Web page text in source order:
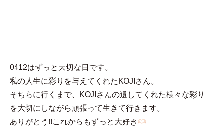
0412はずっと大切な日です。
私の人生に彩りを与えてくれたKOJIさん。
そちらに行くまで、KOJIさんの遺してくれた様々な彩り
を大切にしながら頑張って生きて行きます。
ありがとう!!これからもずっと大好き‪‪‪‪‪